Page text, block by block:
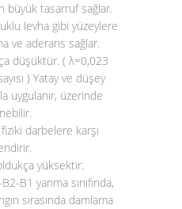
büyük tasarruf sağlar.
levha gibi yüzeylere
ve aderans sağlar.
düşüktür. ( λ=0,023
) Yatay ve düşey
uygulanır, üzerinde
fiziki darbelere karşı
yüksektir.
B1 yanma sınıfında,
sırasında damlama